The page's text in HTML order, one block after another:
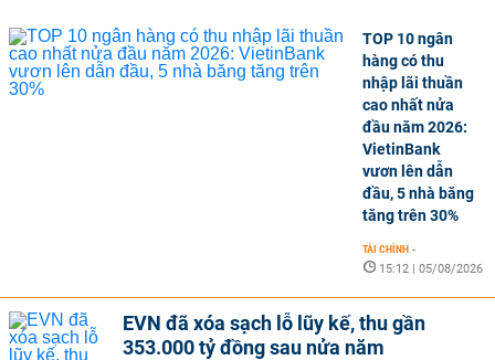
TOP 10 ngân
hàng có thu
nhập lãi thuần
cao nhất nửa
đầu năm 2026:
VietinBank
vươn lên dẫn
đầu, 5 nhà băng
tăng trên 30%
TÀI CHÍNH -
15:12 | 05/08/2026
EVN đã xóa sạch lỗ lũy kế, thu gần
353.000 tỷ đồng sau nửa năm